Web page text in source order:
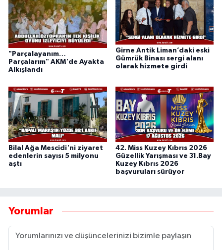
"Parçalayanım…
Parçalarım" AKM'de Ayakta
Alkışlandı
Girne Antik Liman’daki eski
Gümrük Binası sergi alanı
olarak hizmete girdi
Bilal Ağa Mescidi'ni ziyaret
edenlerin sayısı 5 milyonu
aştı
42. Miss Kuzey Kıbrıs 2026
Güzellik Yarışması ve 31.Bay
Kuzey Kıbrıs 2026
başvuruları sürüyor
Yorumlar